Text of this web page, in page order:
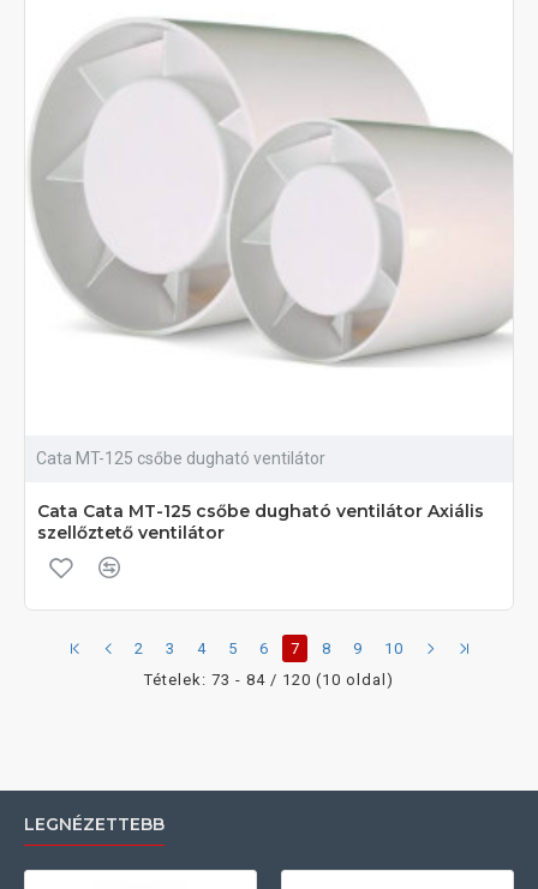
Cata MT-125 csőbe dugható ventilátor
Cata Cata MT-125 csőbe dugható ventilátor Axiális
szellőztető ventilátor
2 3 4 5 6 7 8 9
10
Tételek: 73 - 84 / 120 (10 oldal)
LEGNÉZETTEBB